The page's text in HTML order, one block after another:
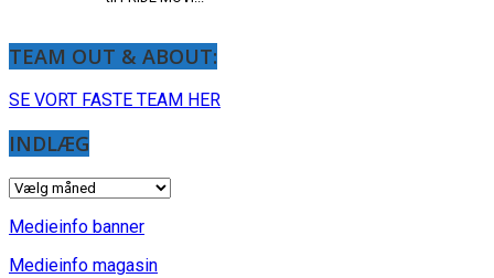
TEAM OUT & ABOUT:
SE VORT FASTE TEAM HER
INDLÆG
INDLÆG
Medieinfo banner
Medieinfo magasin